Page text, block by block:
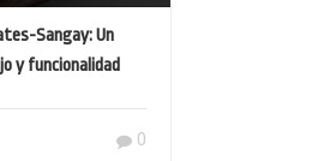
Sangay: Un
y funcionalidad
0